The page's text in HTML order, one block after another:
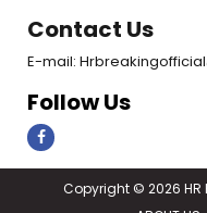
Contact Us
E-mail:
Follow Us
Copyright © 2026 HR